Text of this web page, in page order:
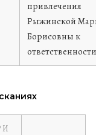
привлечения
Рыжинской
Борисовны к
И